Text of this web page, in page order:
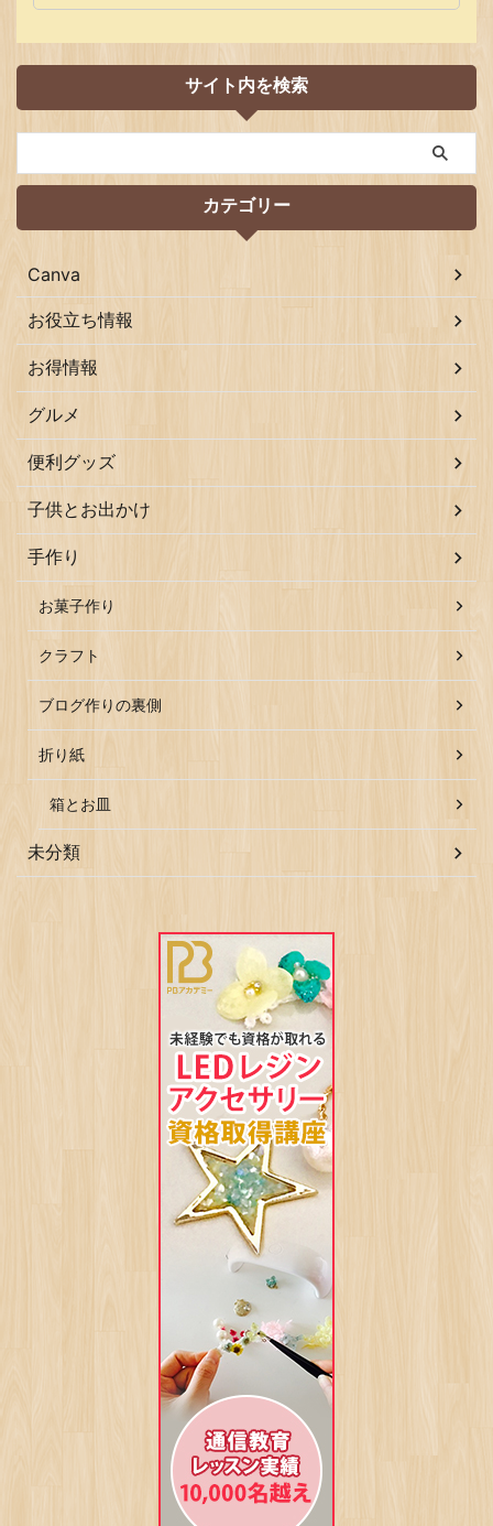
サイト内を検索
カテゴリー
Canva
お役立ち情報
お得情報
グルメ
便利グッズ
子供とお出かけ
手作り
お菓子作り
クラフト
ブログ作りの裏側
折り紙
箱とお皿
未分類